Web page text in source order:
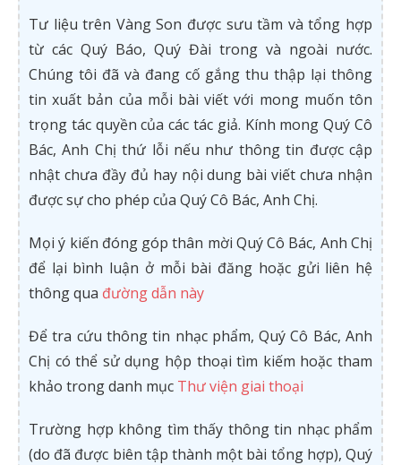
Tư liệu trên Vàng Son được sưu tầm và tổng hợp
từ các Quý Báo, Quý Đài trong và ngoài nước.
Chúng tôi đã và đang cố gắng thu thập lại thông
tin xuất bản của mỗi bài viết với mong muốn tôn
trọng tác quyền của các tác giả. Kính mong Quý Cô
Bác, Anh Chị thứ lỗi nếu như thông tin được cập
nhật chưa đầy đủ hay nội dung bài viết chưa nhận
được sự cho phép của Quý Cô Bác, Anh Chị.
Mọi ý kiến đóng góp thân mời Quý Cô Bác, Anh Chị
để lại bình luận ở mỗi bài đăng hoặc gửi liên hệ
thông qua đường dẫn này
Để tra cứu thông tin nhạc phẩm, Quý Cô Bác, Anh
Chị có thể sử dụng hộp thoại tìm kiếm hoặc tham
khảo trong danh mục Thư viện giai thoại
Trường hợp không tìm thấy thông tin nhạc phẩm
(do đã được biên tập thành một bài tổng hợp), Quý